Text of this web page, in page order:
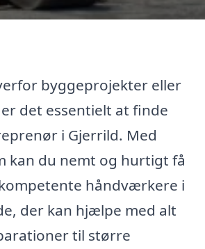
byggeprojekter eller
det essentielt at finde
i Gjerrild. Med
kan du nemt og hurtigt få
håndværkere i
der kan hjælpe med alt
til større